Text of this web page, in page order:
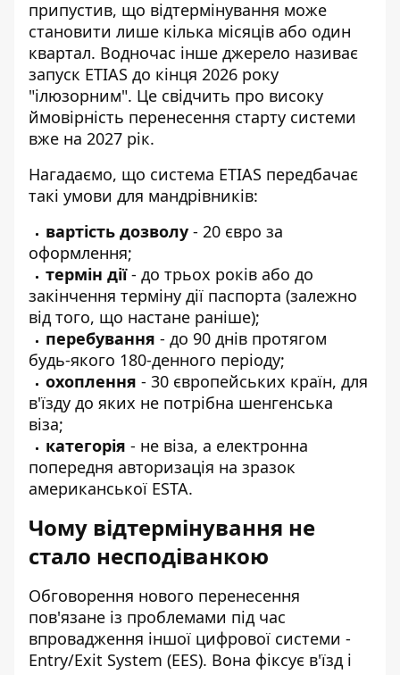
припустив, що відтермінування може
становити лише кілька місяців або один
квартал. Водночас інше джерело називає
запуск ETIAS до кінця 2026 року
"ілюзорним". Це свідчить про високу
ймовірність перенесення старту системи
вже на 2027 рік.
Нагадаємо, що система ETIAS передбачає
такі умови для мандрівників:
вартість дозволу - 20 євро за
оформлення;
термін дії- до трьох років або до
закінчення терміну дії паспорта (залежно
від того, що настане раніше);
перебування - до 90 днів протягом
будь-якого 180-денного періоду;
охоплення - 30 європейських країн, для
в'їзду до яких не потрібна шенгенська
віза;
категорія - не віза, а електронна
попередня авторизація на зразок
американської ESTA.
Чому відтермінування не
стало несподіванкою
Обговорення нового перенесення
пов'язане із проблемами під час
впровадження іншої цифрової системи -
Entry/Exit System (EES). Вона фіксує в'їзд і